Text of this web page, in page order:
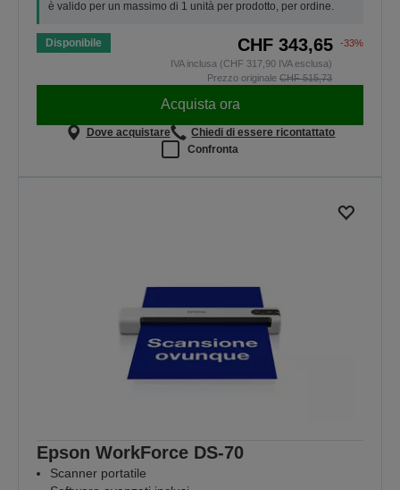
è valido per un massimo di 1 unità per prodotto, per ordine.
Disponibile CHF 343,65
-33%
IVA inclusa (CHF 317,90 IVA esclusa)
Prezzo originale CHF 515,73
Acquista ora
Dove acquistare
Chiedi di essere ricontattato
Confronta
Epson WorkForce DS-70
Scanner portatile